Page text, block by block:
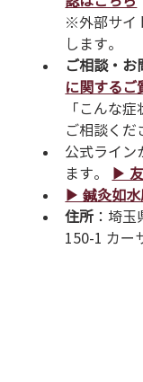
※外部サイ
します。
ご相談・お
に関するご
「こんな
ご相談くだ
公式ライン
ます。
▶︎
▶︎ 鍼灸如水
住所 ：埼
150-1 カー